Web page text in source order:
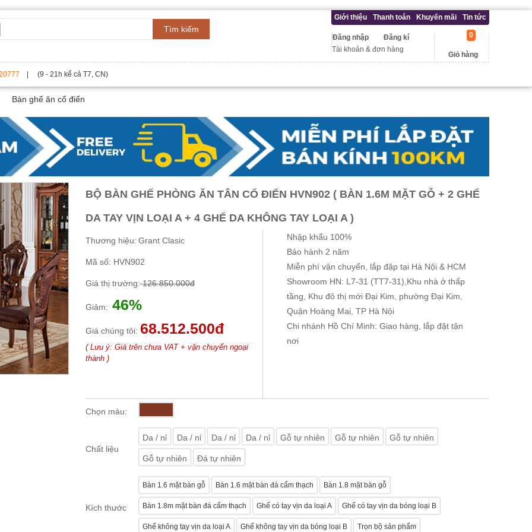
Tìm kiếm
Giới thiệu Thanh toán Khuyến mãi Tin tức
Đăng kí
Đăng nhập
Tài khoản & đơn hàng
Giỏ hàng
0
| (9 - 21h kể cả T7, CN)
Bàn ghế ăn cổ điển
BỘ BÀN GHẾ PHÒNG ĂN TÂN CỔ ĐIỂN HVN902 ( BÀN 1.6M MẶT GỖ + 2 GHẾ
DA TAY VỊN LOẠI A + 4 GHẾ DA KHÔNG TAY LOẠI A )
Thương hiệu: Grant Clasic
Mã số: HVN902
Giá thị trường:126.850.000đ
Giảm: 46%
Giá chúng tôi: 68.512.500đ
( Lưu ý: Giá trên chưa VAT + vận chuyển ngoại
thành )
Nhập khẩu 100%
Bảo hành 2 năm
Miễn phí vận chuyển, lắp đặp tại Hà Nội & HCM
Showroom HN: L7-31 (TT7-31),Khu nhà ở thấp
tầng, Khu đô thị mới Đại Kim, phường Đại Kim,
Quận Hoàng Mai, TP Hà Nội
Chi nhánh Hồ Chí Minh: Giao hàng, lắp đặt tận
nơi
Chọn màu:
Chất liệu
Da / nỉ Da / nỉ Da / nỉ Da / nỉ Gỗ tự nhiên Gỗ tự nhiên Gỗ tự nhiên
Gỗ tự nhiên Đá tự nhiên
Kích thước
Bàn 1.6 mặt bàn gỗ Bàn 1.6 mặt bàn đá cẩm thạch Bàn 1.8 mặt bàn gỗ
Bàn 1.8m mặt bàn đá cẩm thạch Ghế có tay vịn da loại A Ghế có tay vịn da bóng loại B
Ghế không tay vịn da loại A Ghế không tay vịn da bóng loại B Trọn bộ sản phẩm